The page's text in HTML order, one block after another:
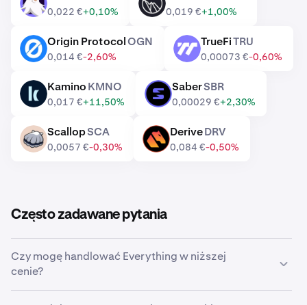
JOE
0,022 €+0,10%
DOLO
0,019 €+1,00%
OGN Origin ProtocolOGN
0,014 €-2,60%
TRU TrueFiTRU
0,00073 €-0,60%
KMNO KaminoKMNO
0,017 €+11,50%
SBR SaberSBR
0,00029 €+2,30%
SCA ScallopSCA
0,0057 €-0,30%
DRV DeriveDRV
0,084 €-0,50%
Często zadawane pytania
Czy mogę handlować Everything w niższej
cenie?